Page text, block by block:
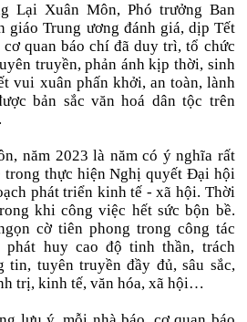
Lại Xuân Môn, Phó trưởng Ban
giáo Trung ương đánh giá, dịp Tết
quan báo chí đã duy trì, tổ chức
truyền, phản ánh kịp thời, sinh
vui xuân phấn khởi, an toàn, lành
bản sắc văn hoá dân tộc trên
năm 2023 là năm có ý nghĩa rất
trong thực hiện Nghị quyết Đại hội
phát triển kinh tế - xã hội. Thời
khi công việc hết sức bộn bề.
cờ tiên phong trong công tác
phát huy cao độ tinh thần, trách
tin, tuyên truyền đầy đủ, sâu sắc,
trị, kinh tế, văn hóa, xã hội…